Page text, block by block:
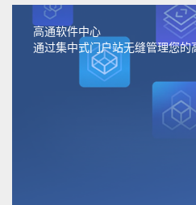
高通软件中心
通过集中式门户站无缝管理您的